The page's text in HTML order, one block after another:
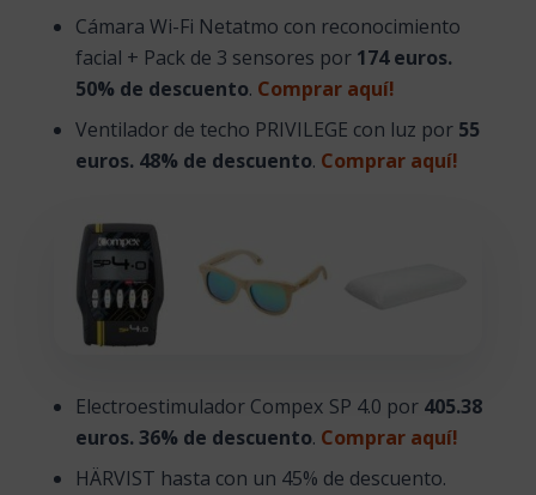
Cámara Wi-Fi Netatmo con reconocimiento
facial + Pack de 3 sensores por 174 euros.
50% de descuento. Comprar aquí!
Ventilador de techo PRIVILEGE con luz por 55
euros. 48% de descuento. Comprar aquí!
Electroestimulador Compex SP 4.0 por 405.38
euros. 36% de descuento. Comprar aquí!
HÄRVIST hasta con un 45% de descuento.